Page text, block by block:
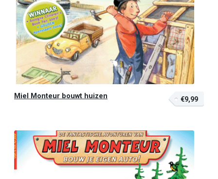
Miel Monteur bouwt huizen €9,99